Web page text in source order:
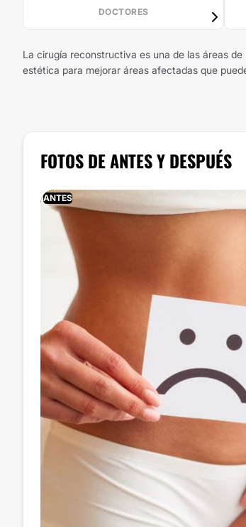
DOCTORES
La cirugía reconstructiva es una de las áreas
estética para mejorar áreas afectadas que
FOTOS DE ANTES Y DESPUÉS
ANTES